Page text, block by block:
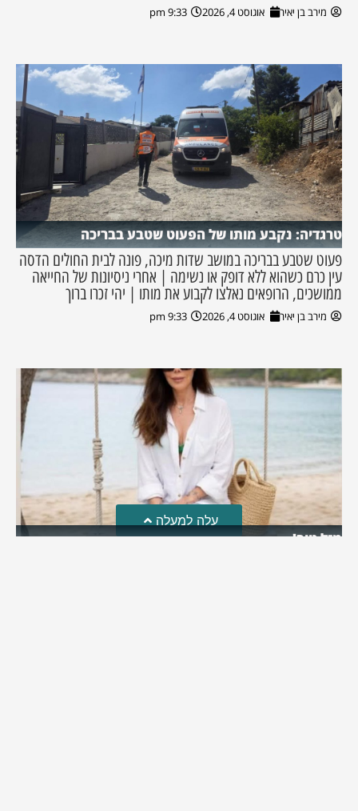
מירב בן יאיר אוגוסט 4, 2026 9:33 pm
טרגדיה: נקבע מותו של הפעוט שטבע בבריכה
פעוט שטבע בבריכה במושב שדות מיכה, פונה לבית החולים הדסה
עין כרם כשהוא ללא דופק או נשימה | אחרי ניסיונות של החייאה
ממושכים, הרופאים נאלצו לקבוע את מותו | יהי זכרו ברוך
מירב בן יאיר אוגוסט 4, 2026 9:33 pm
מזל טוב!
עלה למעלה